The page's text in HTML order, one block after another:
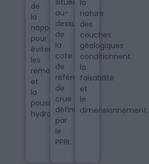
de
la
nappe
pour
éviter
les
remontées
et
la
poussée
hydrostatique.
au-
dessus
de
la
cote
de
référence
de
crue
définie
par
le
PPRI.
la
nature
des
couches
géologiques
conditionnent
la
faisabilité
et
le
dimensionnement.